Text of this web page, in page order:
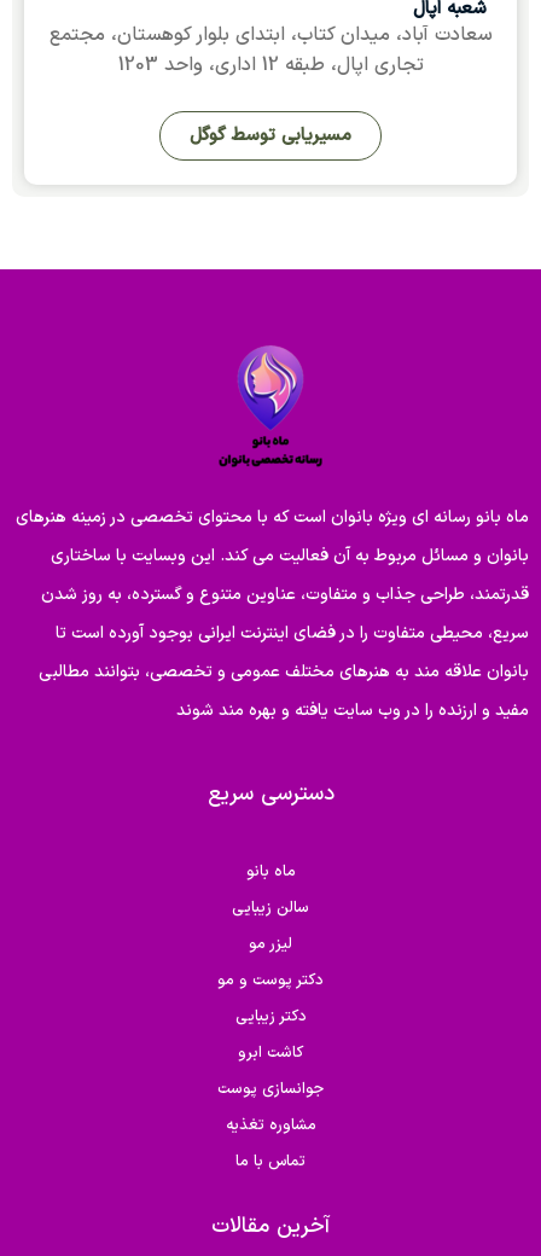
شعبه اپال
سعادت آباد، میدان کتاب، ابتدای بلوار کوھستان، مجتمع
تجاری اپال، طبقه 12 اداری، واحد 1203
مسیریابی توسط گوگل
ماه بانو رسانه ای ویژه بانوان است که با محتوای تخصصی در زمینه هنرهای
بانوان و مسائل مربوط به آن فعالیت می کند. این وبسایت با ساختاری
قدرتمند، طراحی جذاب و متفاوت، عناوین متنوع و گسترده، به روز شدن
سریع، محیطی متفاوت را در فضای اینترنت ایرانی بوجود آورده است تا
بانوان علاقه مند به هنرهای مختلف عمومی و تخصصی، بتوانند مطالبی
مفید و ارزنده را در وب سایت یافته و بهره مند شوند
دسترسی سریع
ماه بانو
سالن زیبایی
لیزر مو
دکتر پوست و مو
دکتر زیبایی
کاشت ابرو
جوانسازی پوست
مشاوره تغذیه
تماس با ما
آخرین مقالات